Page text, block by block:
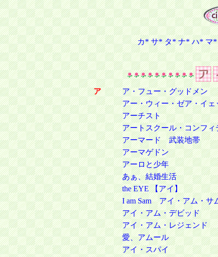
カ* サ* タ* ナ* ハ* マ*
ア
ア・フュー・グッドメン
アー・ウィー・ゼア・イェ
アーチスト
アートスクール・コンフィ
アーマード 武装地帯
アーマゲドン
アーロと少年
あぁ、結婚生活
the EYE 【アイ】
I am Sam アイ・アム・サ
アイ・アム・デビッド
アイ・アム・レジェンド
愛、アムール
アイ・スパイ